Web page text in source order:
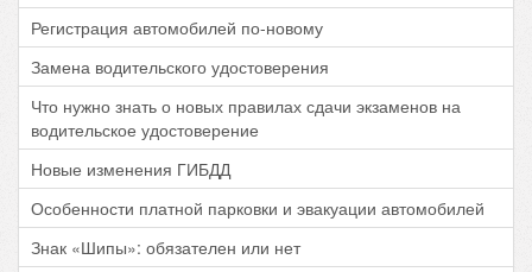
Регистрация автомобилей по-новому
Замена водительского удостоверения
Что нужно знать о новых правилах сдачи экзаменов на
водительское удостоверение
Новые изменения ГИБДД
Особенности платной парковки и эвакуации автомобилей
Знак «Шипы»: обязателен или нет